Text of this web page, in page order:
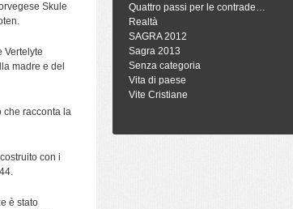
Skule
Vertelyte
madre e del
che racconta la
con i
è stato
Quattro passi per le contrade…
Realtà
SAGRA 2012
Sagra 2013
Senza categoria
Vita di paese
Vite Cristiane